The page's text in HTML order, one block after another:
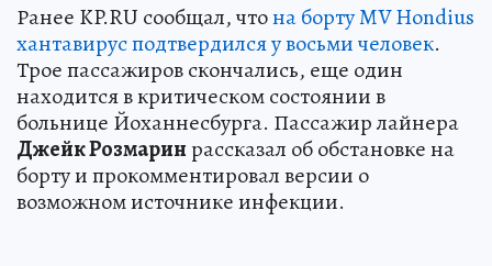
Ранее KP.RU сообщал, чтона борту MV Hondius
хантавирус подтвердился у восьми человек.
Трое пассажиров скончались, еще один
находится в критическом состоянии в
больнице Йоханнесбурга. Пассажир лайнера
Джейк Розмаринрассказал об обстановке на
борту и прокомментировал версии о
возможном источнике инфекции.